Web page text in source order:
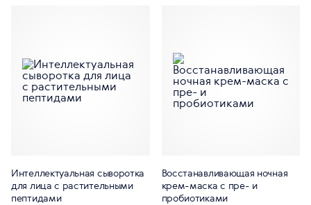
Интеллектуальная сыворотка
для лица с растительными
пептидами
Восстанавливающая ночная
крем-маска с пре- и
пробиотиками